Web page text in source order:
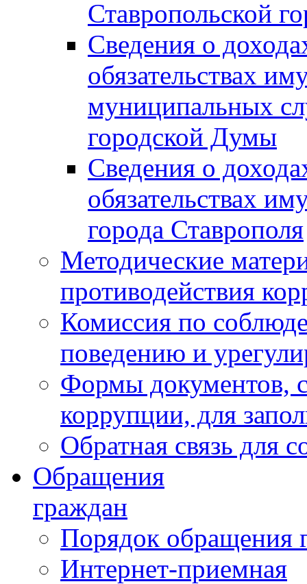
Ставропольской
Сведения о
обязательствах
муниципальных
городской Думы
Сведения о
обязательствах
города Ставрополя
Методические
противодействия
Комиссия по
поведению и
Формы документов,
коррупции, для
Обратная связь для
Обращения
граждан
Порядок обращения
Интернет-приемная